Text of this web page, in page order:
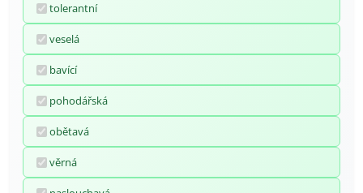
tolerantní
veselá
bavící
pohodářská
obětavá
věrná